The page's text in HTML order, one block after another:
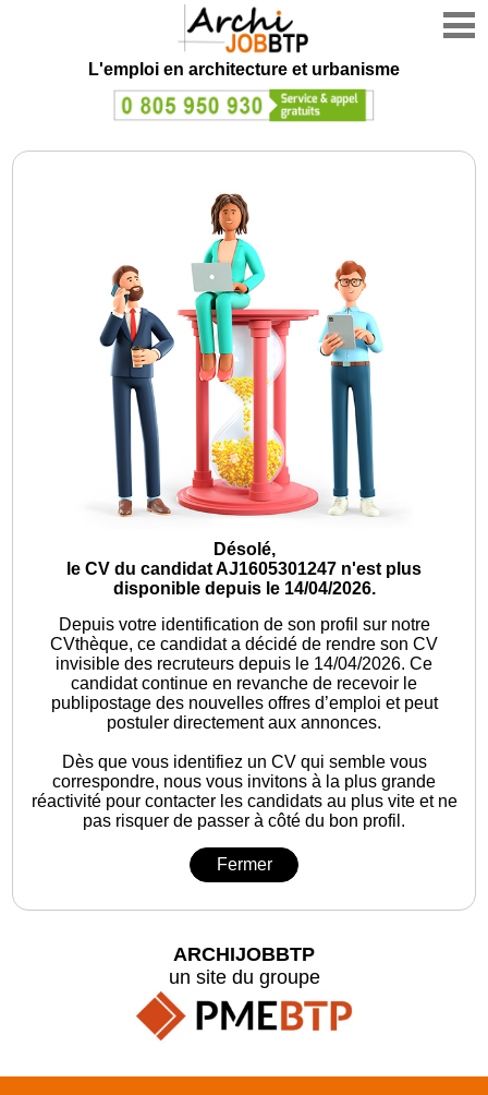
L'emploi en architecture et urbanisme
Désolé,
le CV du candidat AJ1605301247 n'est plus
disponible depuis le 14/04/2026.
Depuis votre identification de son profil sur notre
CVthèque, ce candidat a décidé de rendre son CV
invisible des recruteurs depuis le 14/04/2026. Ce
candidat continue en revanche de recevoir le
publipostage des nouvelles offres d’emploi et peut
postuler directement aux annonces.
Dès que vous identifiez un CV qui semble vous
correspondre, nous vous invitons à la plus grande
réactivité pour contacter les candidats au plus vite et ne
pas risquer de passer à côté du bon profil.
Fermer
ARCHIJOBBTP
un site du groupe